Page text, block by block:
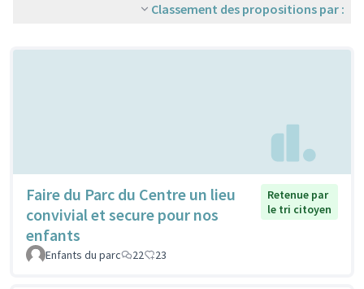
Classement des propositions par :
Faire du Parc du Centre un lieu
convivial et secure pour nos
enfants
Retenue par
le tri citoyen
Enfants du parc 22 23